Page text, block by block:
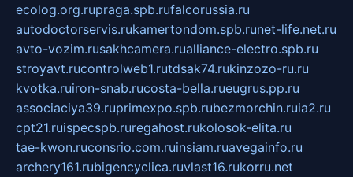
ecolog.org.rupraga.spb.rufalcorussia.ru
autodoctorservis.rukamertondom.spb.runet-life.net.ru
avto-vozim.rusakhcamera.rualliance-electro.spb.ru
stroyavt.rucontrolweb1.rutdsak74.rukinzozo-ru.ru
kvotka.ruiron-snab.rucosta-bella.rueugrus.pp.ru
associaciya39.ruprimexpo.spb.rubezmorchin.ruia2.ru
cpt21.ruispecspb.ruregahost.rukolosok-elita.ru
tae-kwon.ruconsrio.com.ruinsiam.ruavegainfo.ru
archery161.rubigencyclica.ruvlast16.rukorru.net